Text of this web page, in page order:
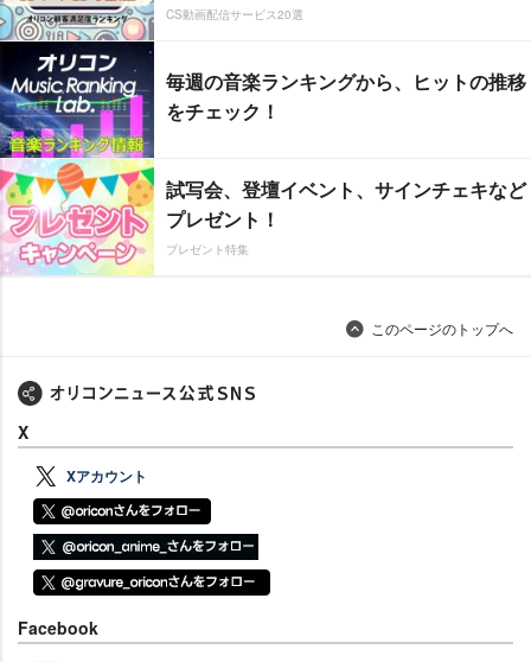
CS動画配信サービス20選
毎週の音楽ランキングから、ヒットの推移
をチェック！
試写会、登壇イベント、サインチェキなど
プレゼント！
プレゼント特集
このページのトップへ
X
Xアカウント
Facebook